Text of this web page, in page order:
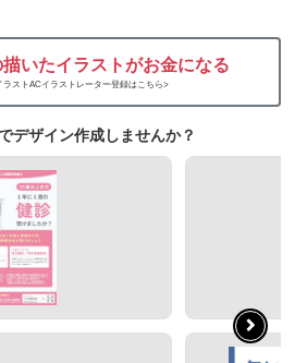
いたイラストがお金になる
ラストACイラストレーター登録はこちら>
デザイン作成しませんか？